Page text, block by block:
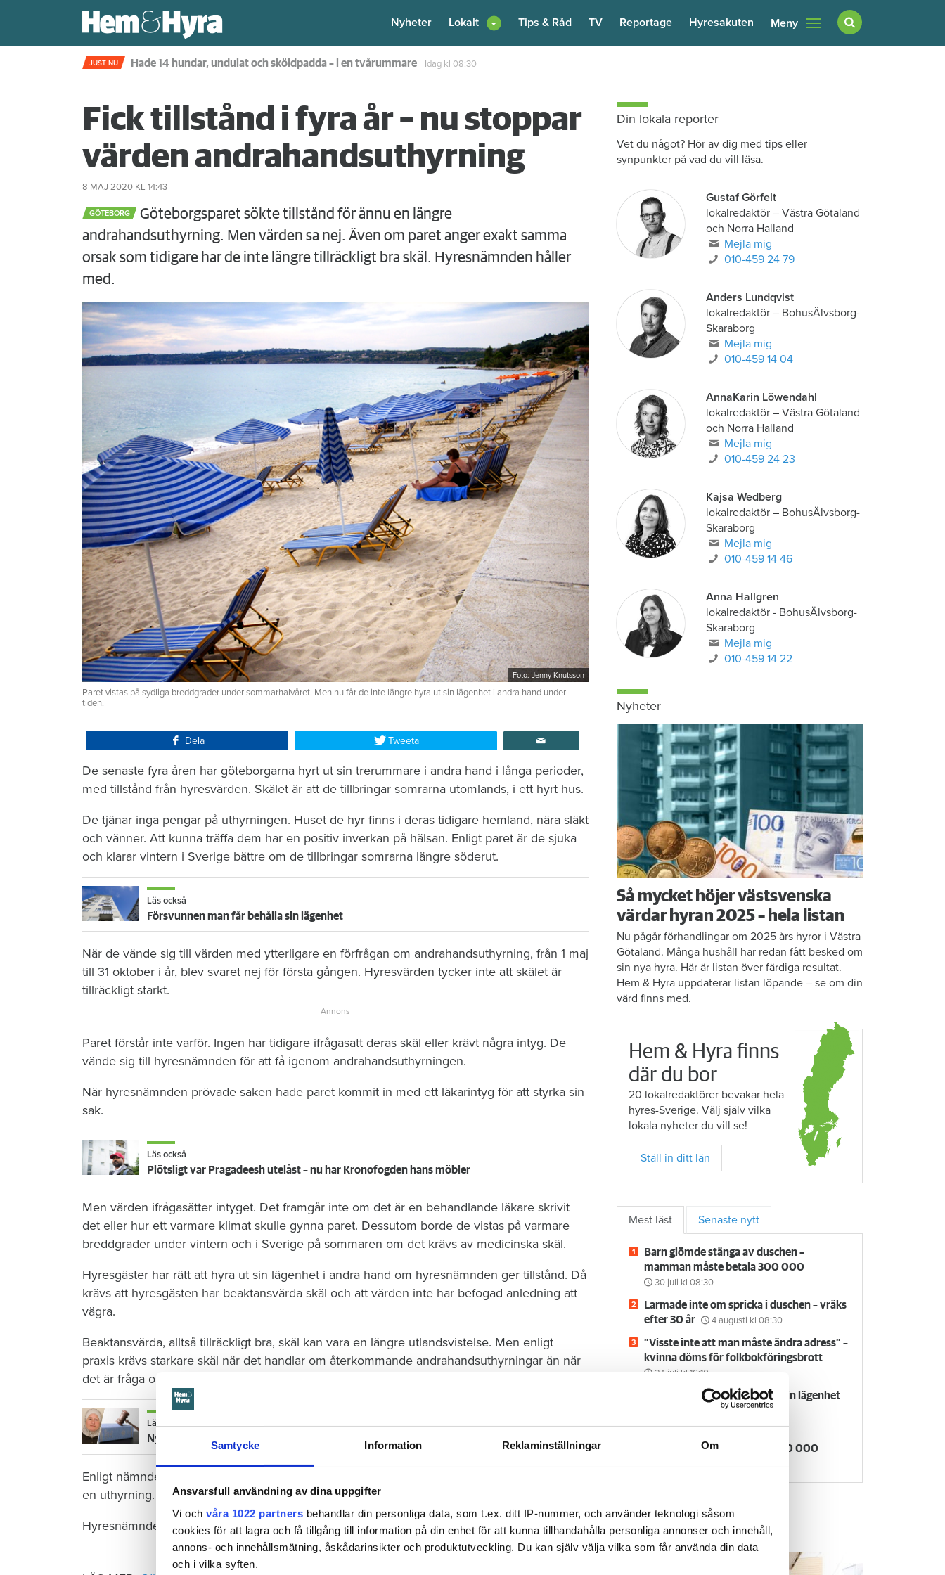
Samtycke Information Reklaminställningar Om
Ansvarsfull användning av dina uppgifter
Vi och våra 1022 partners behandlar din personliga data, som t.ex. ditt IP-nummer, och använder teknologi såsom
cookies för att lagra och få tillgång till information på din enhet för att kunna tillhandahålla personliga annonser och innehåll,
annons- och innehållsmätning, åskådarinsikter och produktutveckling. Du kan själv välja vilka som får använda din data
och i vilka syften.
Nyheter Lokalt Tips & Råd TV Reportage Hyresakuten Meny
JUST NU Kompisdealen blev verklighet – 40 år senare: "Flera fina fördelar med att dela bostad"
Fick tillstånd i fyra år – nu stoppar
värden andrahandsuthyrning
8 MAJ 2020 KL 14:43
GÖTEBORG
Göteborgsparet sökte tillstånd för ännu en längre
andrahandsuthyrning. Men värden sa nej. Även om paret anger exakt samma
orsak som tidigare har de inte längre tillräckligt bra skäl. Hyresnämnden håller
med.
Foto: Jenny Knutsson
Paret vistas på sydliga breddgrader under sommarhalvåret. Men nu får de inte längre hyra ut sin lägenhet i andra hand under
tiden.
Dela Tweeta
De senaste fyra åren har göteborgarna hyrt ut sin trerummare i andra hand i långa perioder,
med tillstånd från hyresvärden. Skälet är att de tillbringar somrarna utomlands, i ett hyrt hus.
De tjänar inga pengar på uthyrningen. Huset de hyr finns i deras tidigare hemland, nära släkt
och vänner. Att kunna träffa dem har en positiv inverkan på hälsan. Enligt paret är de sjuka
och klarar vintern i Sverige bättre om de tillbringar somrarna längre söderut.
Läs också
Försvunnen man får behålla sin lägenhet
När de vände sig till värden med ytterligare en förfrågan om andrahandsuthyrning, från 1 maj
till 31 oktober i år, blev svaret nej för första gången. Hyresvärden tycker inte att skälet är
tillräckligt starkt.
Paret förstår inte varför. Ingen har tidigare ifrågasatt deras skäl eller krävt några intyg. De
vände sig till hyresnämnden för att få igenom andrahandsuthyrningen.
När hyresnämnden prövade saken hade paret kommit in med ett läkarintyg för att styrka sin
sak.
Läs också
Plötsligt var Pragadeesh utelåst – nu har Kronofogden hans möbler
Men värden ifrågasätter intyget. Det framgår inte om det är en behandlande läkare skrivit
det eller hur ett varmare klimat skulle gynna paret. Dessutom borde de vistas på varmare
breddgrader under vintern och i Sverige på sommaren om det krävs av medicinska skäl.
Hyresgäster har rätt att hyra ut sin lägenhet i andra hand om hyresnämnden ger tillstånd. Då
krävs att hyresgästen har beaktansvärda skäl och att värden inte har befogad anledning att
vägra.
Beaktansvärda, alltså tillräckligt bra, skäl kan vara en längre utlandsvistelse. Men enligt
praxis krävs starkare skäl när det handlar om återkommande andrahandsuthyrningar än när
det är fråga om en enstaka.
Läs också
Ny lag idag – nu hoppas Nawzat få hyra ut sin lägenhet
Enligt nämnden har paret inte framfört något som talar för att de ska få tillstånd till ytterligare
en uthyrning.
Hyresnämndens beslut får inte överklagas.
Din lokala reporter
Vet du något? Hör av dig med tips eller
synpunkter på vad du vill läsa.
Gustaf Görfelt
lokalredaktör– Västra Götaland
och Norra Halland
Mejla mig
010-459 24 79
Anders Lundqvist
lokalredaktör– BohusÄlvsborg-
Skaraborg
Mejla mig
010-459 14 04
AnnaKarin Löwendahl
lokalredaktör– Västra Götaland
och Norra Halland
Mejla mig
010-459 24 23
Kajsa Wedberg
lokalredaktör– BohusÄlvsborg-
Skaraborg
Mejla mig
010-459 14 46
Anna Hallgren
lokalredaktör - BohusÄlvsborg-
Skaraborg
Mejla mig
010-459 14 22
Nyheter
Så mycket höjer västsvenska
värdar hyran 2025 – hela listan
Nu pågår förhandlingar om 2025 års hyror i Västra
Götaland. Många hushåll har redan fått besked om
sin nya hyra. Här är listan över färdiga resultat.
Hem & Hyra uppdaterar listan löpande – se om din
värd finns med.
Hem & Hyra finns
där du bor
20 lokalredaktörer bevakar hela
hyres-Sverige. Välj själv vilka
lokala nyheter du vill se!
Ställ in ditt län
Mest läst Senaste nytt
Barn glömde stänga av duschen –
mamman måste betala 300 000
30 juli kl 08:30
Larmade inte om spricka i duschen – vräks
efter 30 år
4 augusti kl 08:30
”Visste inte att man måste ändra adress” –
kvinna döms för folkbokföringsbrott
24 juli kl 16:10
Försvunnen man får behålla sin lägenhet
vräkningsbeslut – får betala 50 000
Hem & Hyra TV